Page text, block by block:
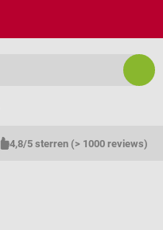
4,8/5 sterren (> 1000 reviews)